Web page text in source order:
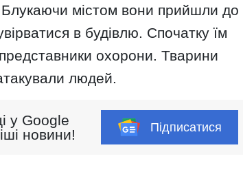
Блукаючи містом вони прийшли до
в будівлю. Спочатку їм
охорони. Тварини
людей.
у Google
новини!
Підписатися